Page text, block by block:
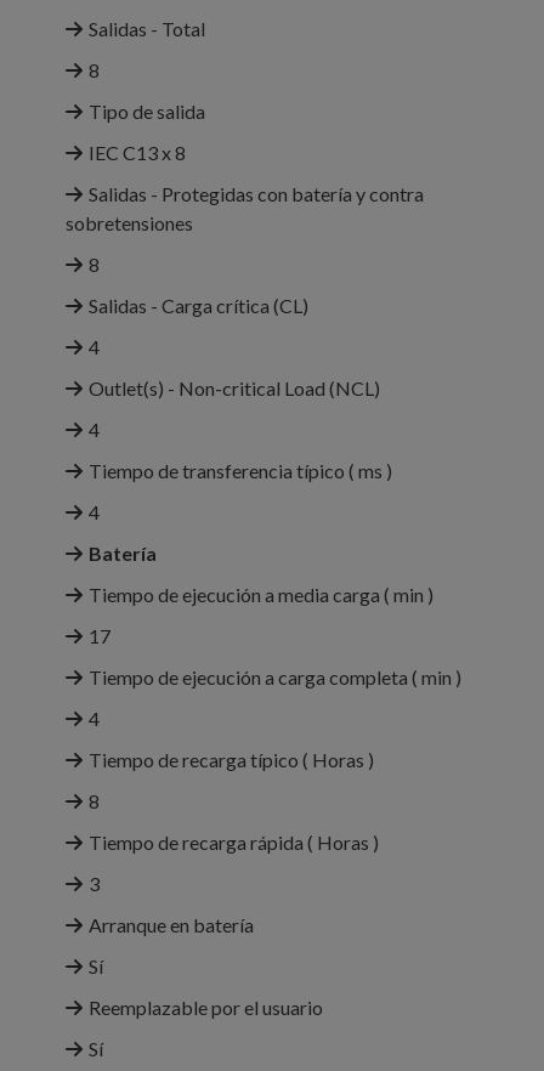
Salidas - Total
8
Tipo de salida
IEC C13 x 8
Salidas - Protegidas con batería y contra
sobretensiones
8
Salidas - Carga crítica (CL)
4
Outlet(s) - Non-critical Load (NCL)
4
Tiempo de transferencia típico ( ms )
4
Batería
Tiempo de ejecución a media carga ( min )
17
Tiempo de ejecución a carga completa ( min )
4
Tiempo de recarga típico ( Horas )
8
Tiempo de recarga rápida ( Horas )
3
Arranque en batería
Sí
Reemplazable por el usuario
Sí